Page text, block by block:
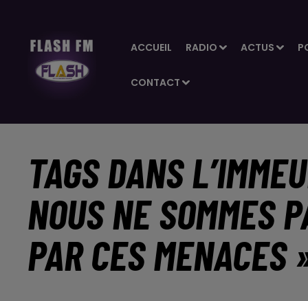
ACCUEIL RADIO ACTUS
CONTACT
TAGS DANS
NOUS NE SOMMES
PAR CES MENACES